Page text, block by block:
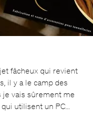
fâcheux qui revient
il y a le camp des
je vais sûrement me
utilisent un PC…